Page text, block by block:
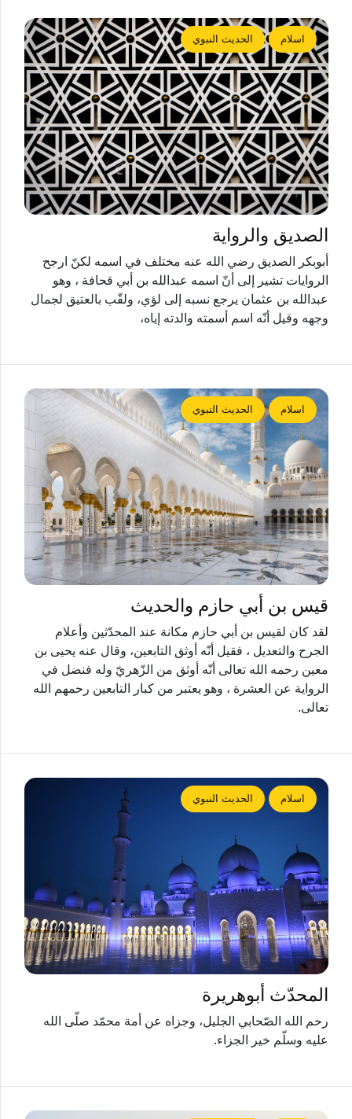
اسلام الحديث النبوي
الصديق والرواية
أبوبكر الصديق رضي الله عنه مختلف في اسمه لكنّ ارجح
الروايات تشير إلى أنّ اسمه عبدالله بن أبي قحافة ، وهو
عبدالله بن عثمان يرجع نسبه إلى لؤي، ولقّب بالعتيق لجمال
وجهه وقيل أنّه اسم أسمته والدته إياه،
اسلام الحديث النبوي
قيس بن أبي حازم والحديث
لقد كان لقيس بن أبي حازم مكانة عند المحدّثين وأعلام
الجرح والتعديل ، فقيل أنّه أوثق التابعين، وقال عنه يحيى بن
معين رحمه الله تعالى أنّه أوثق من الزّهريّ وله فنضل في
الرواية عن العشرة ، وهو يعتبر من كبار التابعين رحمهم الله
تعالى.
اسلام الحديث النبوي
المحدّث أبوهريرة
رحم الله الصّحابي الجليل، وجزاه عن أمة محمّد صلّى الله
عليه وسلّم خير الجزاء.